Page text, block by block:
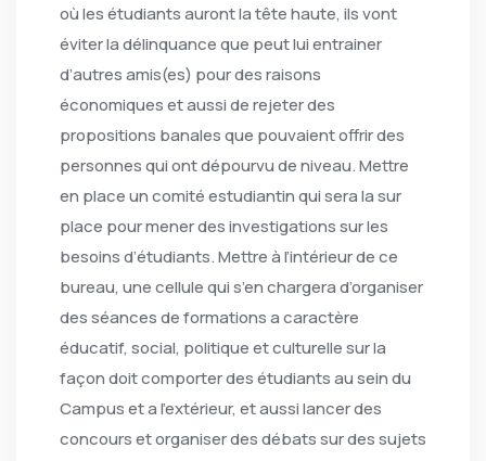
où les étudiants auront la tête haute, ils vont
éviter la délinquance que peut lui entrainer
d’autres amis(es) pour des raisons
économiques et aussi de rejeter des
propositions banales que pouvaient offrir des
personnes qui ont dépourvu de niveau. Mettre
en place un comité estudiantin qui sera la sur
place pour mener des investigations sur les
besoins d’étudiants. Mettre à l’intérieur de ce
bureau, une cellule qui s’en chargera d’organiser
des séances de formations a caractère
éducatif, social, politique et culturelle sur la
façon doit comporter des étudiants au sein du
Campus et a l’extérieur, et aussi lancer des
concours et organiser des débats sur des sujets